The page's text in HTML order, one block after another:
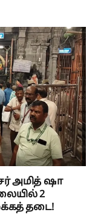
அமித் ஷா
2
தடை!